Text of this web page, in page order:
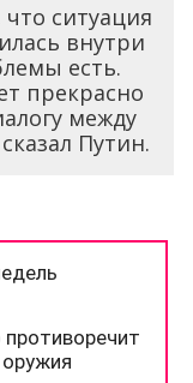
ситуация
внутри
есть.
прекрасно
между
Путин.